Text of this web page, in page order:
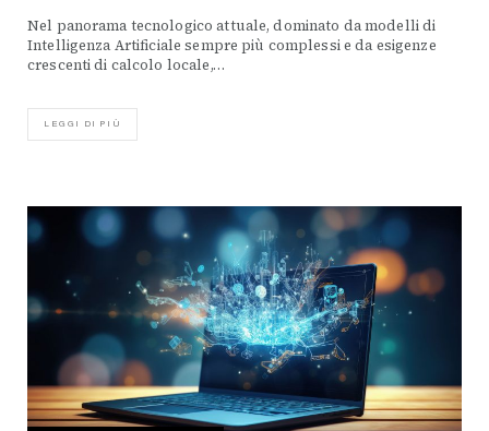
Nel panorama tecnologico attuale, dominato da modelli di
Intelligenza Artificiale sempre più complessi e da esigenze
crescenti di calcolo locale,…
LEGGI DI PIÙ